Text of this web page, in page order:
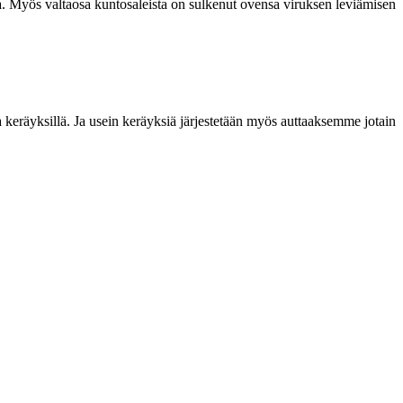
valtaosa kuntosaleista on sulkenut ovensa viruksen leviämisen
Ja usein keräyksiä järjestetään myös auttaaksemme jotain